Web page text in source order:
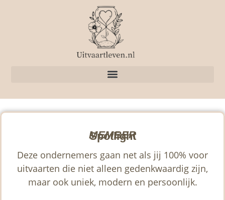
MEMBER
Spotlight
Deze ondernemers gaan net als jij 100% voor
uitvaarten die niet alleen gedenkwaardig zijn,
maar ook uniek, modern en persoonlijk.